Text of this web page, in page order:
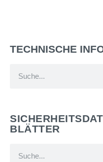
TECHNISCHE
BLÄTTER